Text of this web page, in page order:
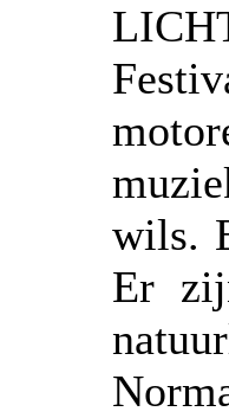
wils.
Er